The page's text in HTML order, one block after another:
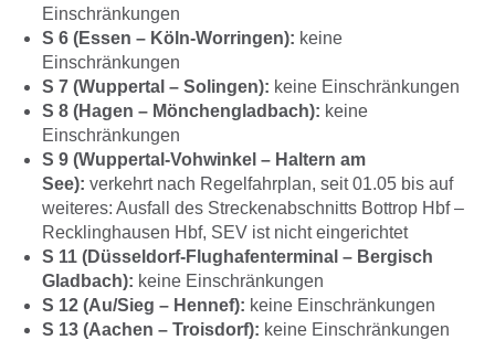
Einschränkungen
S 6 (Essen – Köln-Worringen): keine
Einschränkungen
S 7 (Wuppertal – Solingen): keine Einschränkungen
S 8 (Hagen – Mönchengladbach): keine
Einschränkungen
S 9 (Wuppertal-Vohwinkel – Haltern am
See): verkehrt nach Regelfahrplan, seit 01.05 bis auf
weiteres: Ausfall des Streckenabschnitts Bottrop Hbf –
Recklinghausen Hbf, SEV ist nicht eingerichtet
S 11 (Düsseldorf-Flughafenterminal – Bergisch
Gladbach): keine Einschränkungen
S 12 (Au/Sieg – Hennef): keine Einschränkungen
S 13 (Aachen – Troisdorf): keine Einschränkungen